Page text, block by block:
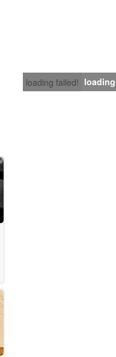
loading failed!